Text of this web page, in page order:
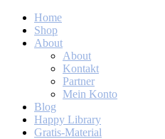
Home
Shop
About
About
Kontakt
Partner
Mein Konto
Blog
Happy Library
Gratis-Material